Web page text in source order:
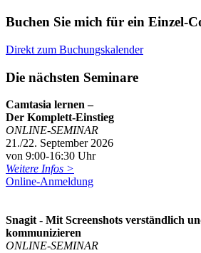
Buchen Sie mich für ein Einzel-
Direkt zum Buchungskalender
Die nächsten Seminare
Camtasia lernen –
Der Komplett-Einstieg
ONLINE-SEMINAR
21./22. September 2026
von 9:00-16:30 Uhr
Weitere Infos >
Online-Anmeldung
Snagit - Mit Screenshots verständlich
kommunizieren
ONLINE-SEMINAR